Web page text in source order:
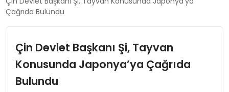
SUWEN’IN İSTIHDAM MODELI EKONOMIDE KADIN
TANYER YAPI ZEMIN MÜHENDISLIĞINDE HEDEF
BÜYÜTTÜ
TOROSLAR’DA PAZAR GERGİNLİĞİ!
Çağrıda Bulundu
Çin Devlet Başkanı Şi, Tayvan
Konusunda Japonya’ya Çağrıda
Bulundu